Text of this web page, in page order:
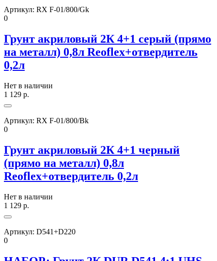
Артикул: RX F-01/800/Gk
0
Грунт акриловый 2К 4+1 серый (прямо
на металл) 0,8л Reoflex+отвердитель
0,2л
Нет в наличии
1 129 р.
Артикул: RX F-01/800/Bk
0
Грунт акриловый 2К 4+1 черный
(прямо на металл) 0,8л
Reoflex+отвердитель 0,2л
Нет в наличии
1 129 р.
Артикул: D541+D220
0